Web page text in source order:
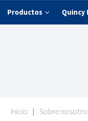
Productos Quincy
Inicio | Sobre